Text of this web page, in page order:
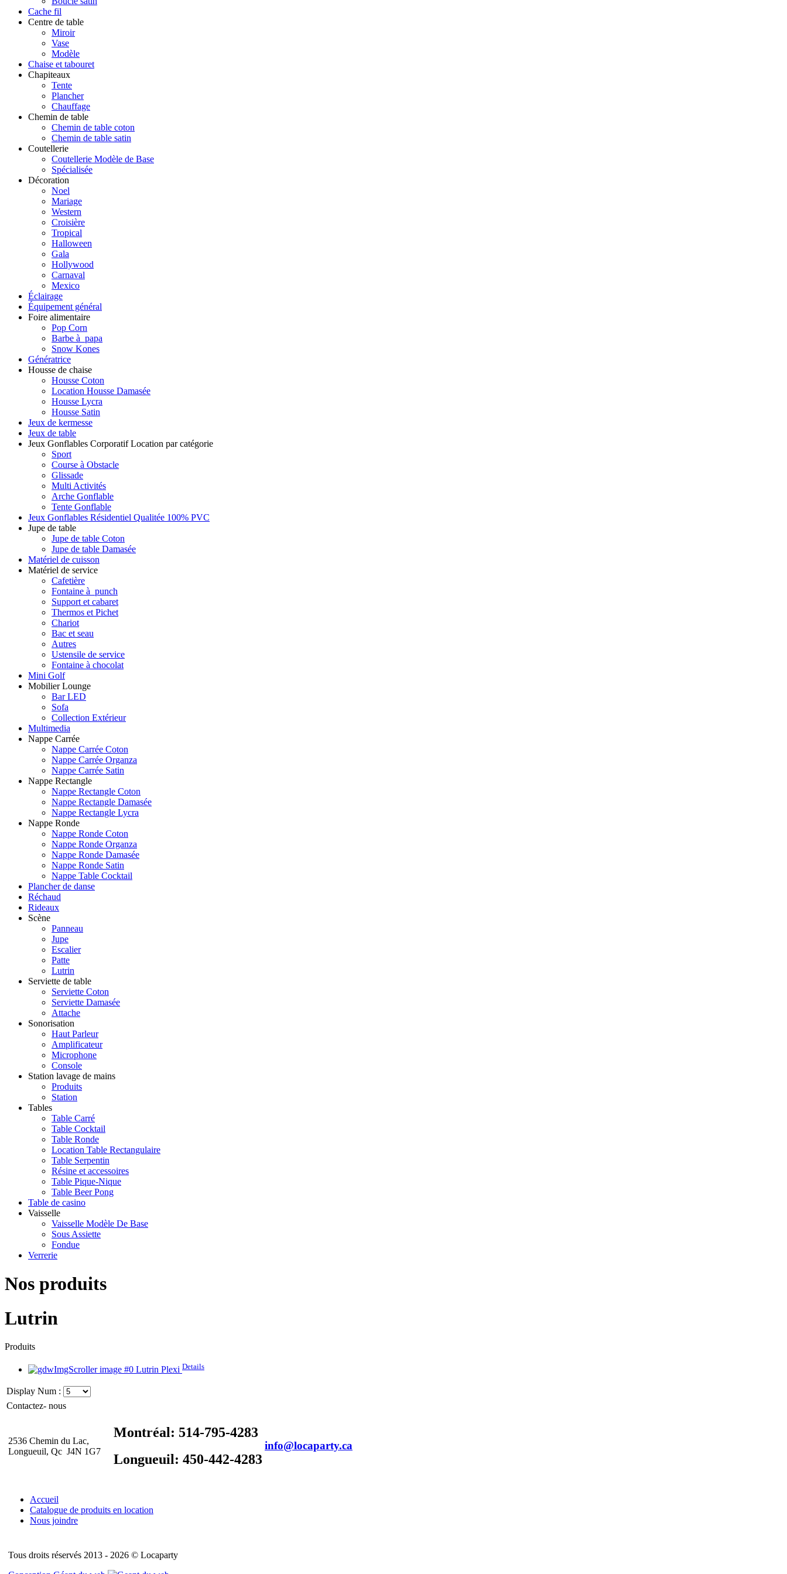
Cache fil
Centre de table
Miroir
Vase
Modèle
Chaise et tabouret
Chapiteaux
Tente
Plancher
Chauffage
Chemin de table
Chemin de table coton
Chemin de table satin
Coutellerie
Coutellerie Modèle de Base
Spécialisée
Décoration
Noel
Mariage
Western
Croisière
Tropical
Halloween
Gala
Hollywood
Carnaval
Mexico
Éclairage
Équipement général
Foire alimentaire
Pop Corn
Barbe à papa
Snow Kones
Génératrice
Housse de chaise
Housse Coton
Location Housse Damasée
Housse Lycra
Housse Satin
Jeux de kermesse
Jeux de table
Jeux Gonflables Corporatif Location par catégorie
Sport
Course à Obstacle
Glissade
Multi Activités
Arche Gonflable
Tente Gonflable
Jeux Gonflables Résidentiel Qualitée 100% PVC
Jupe de table
Jupe de table Coton
Jupe de table Damasée
Matériel de cuisson
Matériel de service
Cafetière
Fontaine à punch
Support et cabaret
Thermos et Pichet
Chariot
Bac et seau
Autres
Ustensile de service
Fontaine à chocolat
Mini Golf
Mobilier Lounge
Bar LED
Sofa
Collection Extérieur
Multimedia
Nappe Carrée
Nappe Carrée Coton
Nappe Carrée Organza
Nappe Carrée Satin
Nappe Rectangle
Nappe Rectangle Coton
Nappe Rectangle Damasée
Nappe Rectangle Lycra
Nappe Ronde
Nappe Ronde Coton
Nappe Ronde Organza
Nappe Ronde Damasée
Nappe Ronde Satin
Nappe Table Cocktail
Plancher de danse
Réchaud
Rideaux
Scène
Panneau
Jupe
Escalier
Patte
Lutrin
Serviette de table
Serviette Coton
Serviette Damasée
Attache
Sonorisation
Haut Parleur
Amplificateur
Microphone
Console
Station lavage de mains
Produits
Station
Tables
Table Carré
Table Cocktail
Table Ronde
Location Table Rectangulaire
Table Serpentin
Résine et accessoires
Table Pique-Nique
Table Beer Pong
Table de casino
Vaisselle
Vaisselle Modèle De Base
Sous Assiette
Fondue
Verrerie
Nos produits
Lutrin
Produits
Lutrin Plexi Details
Display Num :
Contactez- nous
2536 Chemin du Lac,
Longueuil, Qc J4N 1G7
Montréal: 514-795-4283
Longueuil: 450-442-4283
info@locaparty.ca
Accueil
Catalogue de produits en location
Nous joindre
Tous droits réservés 2013 - 2026 © Locaparty